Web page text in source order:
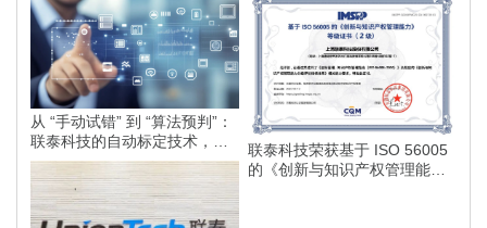
从 “手动试错” 到 “算法预判”：
联泰科技的自动标定技术，如
何为智能制造划定更高的行业
标准？
联泰科技荣获基于 ISO 56005
的《创新与知识产权管理能